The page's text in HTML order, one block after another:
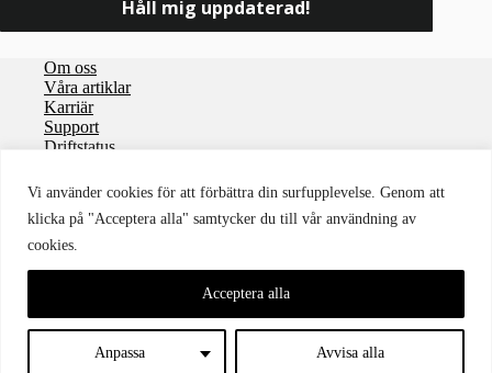
Vi använder cookies för att förbättra din surfupplevelse. Genom att
klicka på "Acceptera alla" samtycker du till vår användning av
cookies.
Anpassa Avvisa alla
Acceptera alla
Om oss
Våra artiklar
Karriär
Support
Driftstatus
Integritetspolicy
Användaravtal
Personuppgiftsbiträdesavtal
Cookies
Tillgänglighet